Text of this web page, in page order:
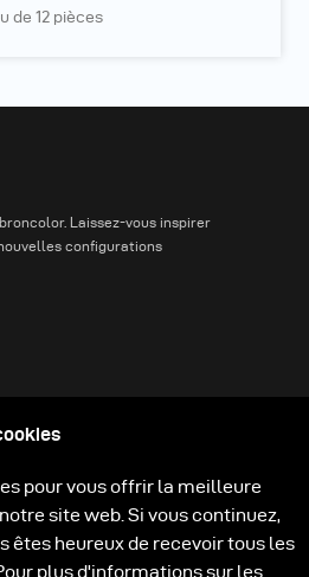
de 12 pièces
Laissez-vous inspirer
configurations
Technologies
Carrière
pour vous offrir la meilleure
site web. Si vous continuez,
êtes heureux de recevoir tous les
plus d'informations sur les